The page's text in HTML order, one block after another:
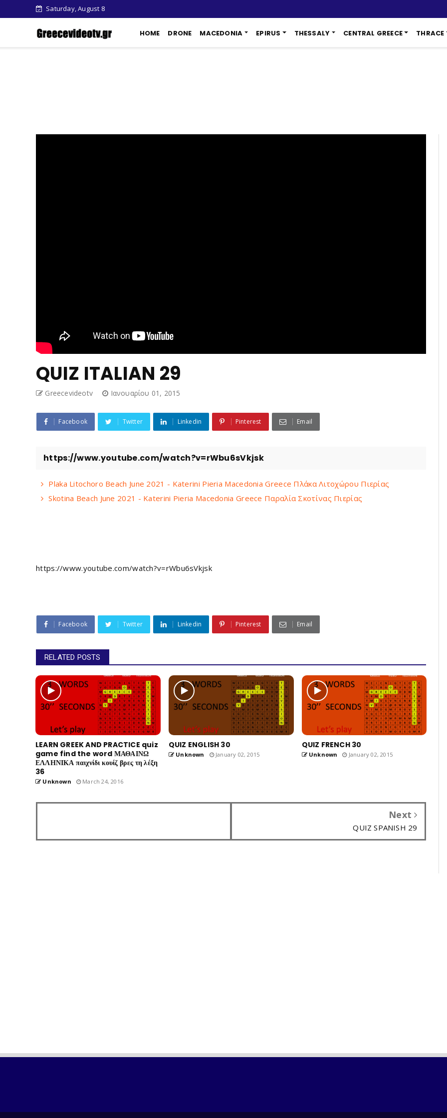
Saturday, August 8
HOME DRONE MACEDONIA EPIRUS THESSALY CENTRAL GREECE THRACE
QUIZ ITALIAN 29
Greecevideotv Ιανουαρίου 01, 2015
Facebook Twitter Linkedin Pinterest Email
https://www.youtube.com/watch?v=rWbu6sVkjsk
Plaka Litochoro Beach June 2021 - Katerini Pieria Macedonia Greece Πλάκα Λιτοχώρου Πιερίας
Skotina Beach June 2021 - Katerini Pieria Macedonia Greece Παραλία Σκοτίνας Πιερίας
https://www.youtube.com/watch?v=rWbu6sVkjsk
Facebook Twitter Linkedin Pinterest Email
RELATED POSTS
LEARN GREEK AND PRACTICE quiz
game find the word ΜΑΘΑΙΝΩ
ΕΛΛΗΝΙΚΑ παιχνίδι κουίζ βρες τη λέξη
36
Unknown March 24, 2016
QUIZ ENGLISH 30
Unknown January 02, 2015
QUIZ FRENCH 30
Unknown January 02, 2015
Next
QUIZ SPANISH 29